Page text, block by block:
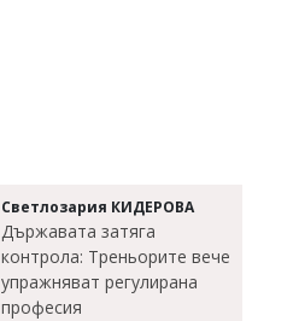
Светлозария КИДЕРОВА
Държавата затяга
контрола: Треньорите вече
упражняват регулирана
професия